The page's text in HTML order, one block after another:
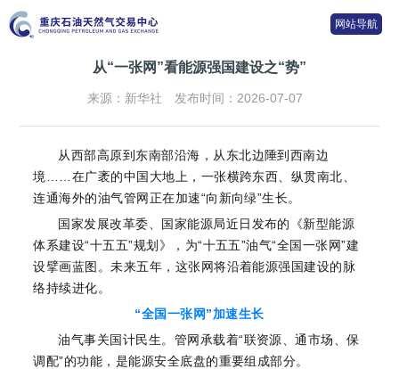
网站导航
从“一张网”看能源强国建设之“势”
来源：新华社 发布时间：2026-07-07
从西部高原到东南部沿海，从东北边陲到西南边
境……在广袤的中国大地上，一张横跨东西、纵贯南北、
连通海外的油气管网正在加速“向新向绿”生长。
国家发展改革委、国家能源局近日发布的《新型能源
体系建设“十五五”规划》，为“十五五”油气“全国一张网”建
设擘画蓝图。未来五年，这张网将沿着能源强国建设的脉
络持续进化。
“全国一张网”加速生长
油气事关国计民生。管网承载着“联资源、通市场、保
调配”的功能，是能源安全底盘的重要组成部分。